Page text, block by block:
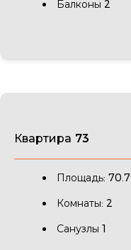
Балконы 2
Квартира 73
Площадь:
Комнаты: 2
Санузлы 1